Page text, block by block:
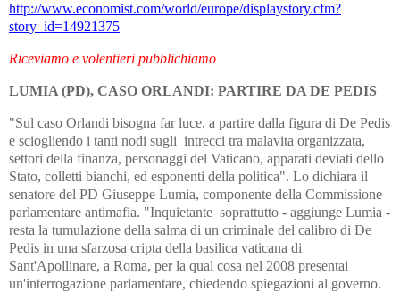
http://www.economist.com/world/europe/displaystory.cfm?
story_id=14921375
Riceviamo e volentieri pubblichiamo
LUMIA (PD), CASO ORLANDI: PARTIRE DA DE PEDIS
"Sul caso Orlandi bisogna far luce, a partire dalla figura di De Pedis
e sciogliendo i tanti nodi sugli intrecci tra malavita organizzata,
settori della finanza, personaggi del Vaticano, apparati deviati dello
Stato, colletti bianchi, ed esponenti della politica". Lo dichiara il
senatore del PD Giuseppe Lumia, componente della Commissione
parlamentare antimafia. "Inquietante soprattutto - aggiunge Lumia -
resta la tumulazione della salma di un criminale del calibro di De
Pedis in una sfarzosa cripta della basilica vaticana di
Sant'Apollinare, a Roma, per la qual cosa nel 2008 presentai
un'interrogazione parlamentare, chiedendo spiegazioni al governo.